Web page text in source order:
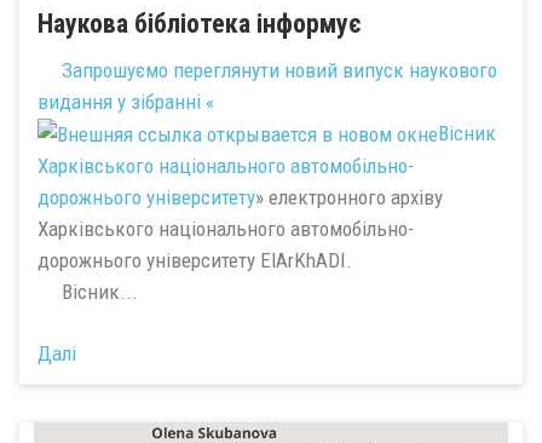
Наукова бібліотека інформує
Запрошуємо переглянути новий випуск наукового
видання у зібранні «
Вісник
Харківського національного автомобільно-
дорожнього університету» електронного архіву
Харківського національного автомобільно-
дорожнього університету ElArKhADI.
Вiсник...
Далі